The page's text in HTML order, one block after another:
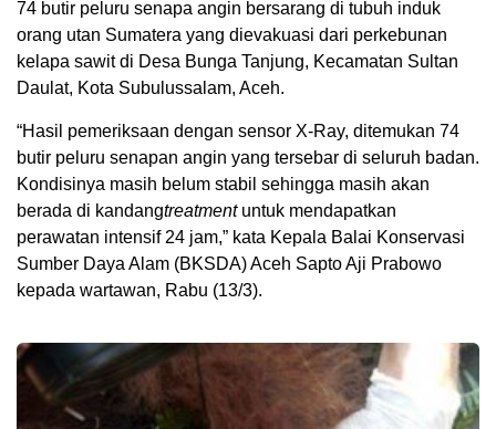
74 butir peluru senapa angin bersarang di tubuh induk
orang utan Sumatera yang dievakuasi dari perkebunan
kelapa sawit di Desa Bunga Tanjung, Kecamatan Sultan
Daulat, Kota Subulussalam, Aceh.
“Hasil pemeriksaan dengan sensor X-Ray, ditemukan 74
butir peluru senapan angin yang tersebar di seluruh badan.
Kondisinya masih belum stabil sehingga masih akan
berada di kandangtreatmentuntuk mendapatkan
perawatan intensif 24 jam,” kata Kepala Balai Konservasi
Sumber Daya Alam (BKSDA) Aceh Sapto Aji Prabowo
kepada wartawan, Rabu (13/3).